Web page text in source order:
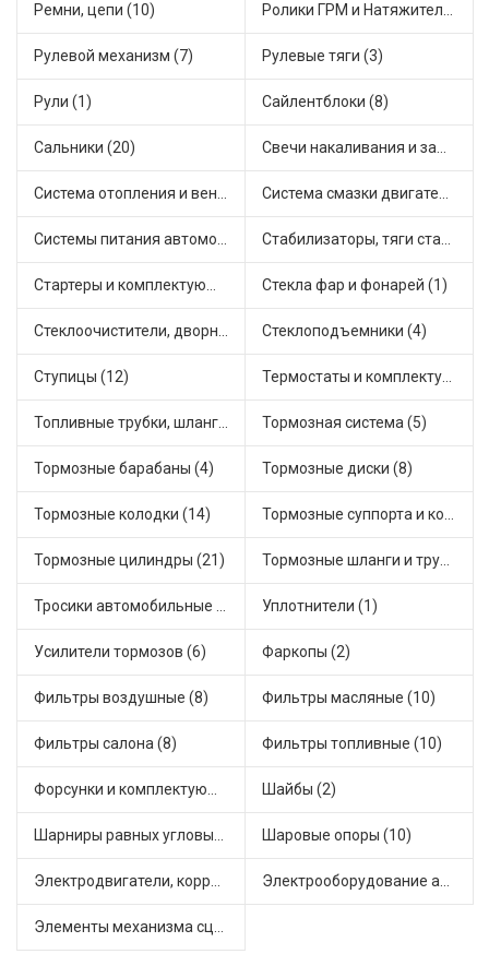
Ремни, цепи (10) Ролики ГРМ и Натяжители (16)
Рулевой механизм (7) Рулевые тяги (3)
Рули (1) Сайлентблоки (8)
Сальники (20) Свечи накаливания и зажигания (22)
Система отопления и вентиляции (8) Система смазки двигателя (5)
Системы питания автомобиля (12) Стабилизаторы, тяги стабилизатора, стойки стабилиз (4)
Стартеры и комплектующие (20) Стекла фар и фонарей (1)
Стеклоочистители, дворники (1) Стеклоподъемники (4)
Ступицы (12) Термостаты и комплектующие системы охлаждения (43)
Топливные трубки, шланги, магистрали и рампы (2) Тормозная система (5)
Тормозные барабаны (4) Тормозные диски (8)
Тормозные колодки (14) Тормозные суппорта и комплектующие (4)
Тормозные цилиндры (21) Тормозные шланги и трубки (7)
Тросики автомобильные (9) Уплотнители (1)
Усилители тормозов (6) Фаркопы (2)
Фильтры воздушные (8) Фильтры масляные (10)
Фильтры салона (8) Фильтры топливные (10)
Форсунки и комплектующие (3) Шайбы (2)
Шарниры равных угловых скоростей, приводные валы (8) Шаровые опоры (10)
Электродвигатели, корректоры и приводы автомобильн (25) Электрооборудование автомобилей (12)
Элементы механизма сцепления (38)